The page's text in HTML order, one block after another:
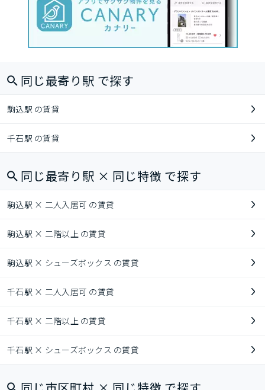
同じ最寄り駅 で探す
駒込駅 の賃貸
千石駅 の賃貸
同じ最寄り駅 × 同じ特徴 で探す
駒込駅 × 二人入居可 の賃貸
駒込駅 × 二階以上 の賃貸
駒込駅 × シューズボックス の賃貸
千石駅 × 二人入居可 の賃貸
千石駅 × 二階以上 の賃貸
千石駅 × シューズボックス の賃貸